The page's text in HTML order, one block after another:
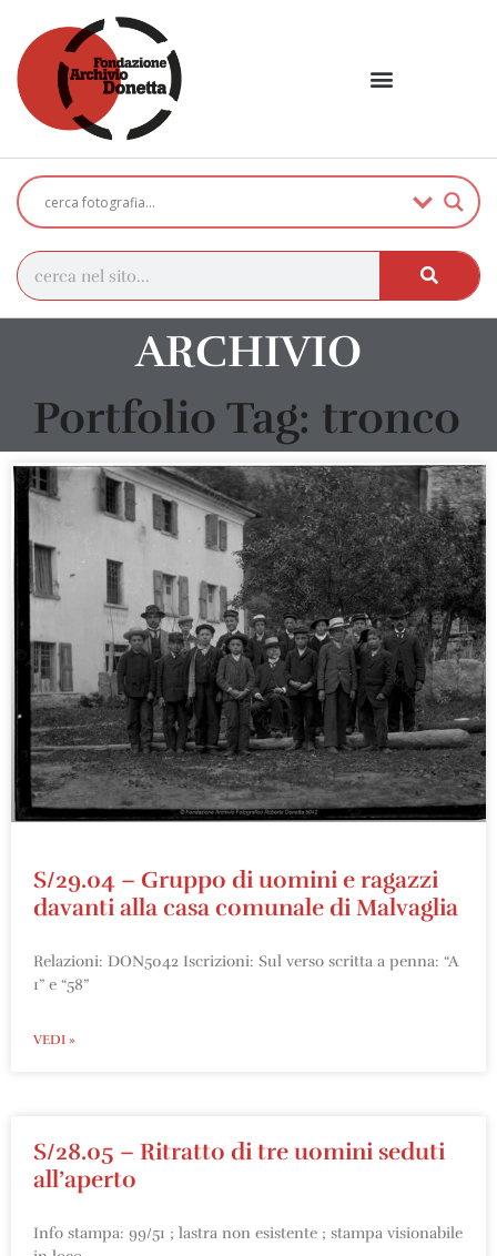
ARCHIVIO
Portfolio Tag: tronco
S/29.04 – Gruppo di uomini e ragazzi
davanti alla casa comunale di Malvaglia
Relazioni: DON5042 Iscrizioni: Sul verso scritta a penna: “A
1” e “58”
VEDI »
S/28.05 – Ritratto di tre uomini seduti
all’aperto
Info stampa: 99/51 ; lastra non esistente ; stampa visionabile